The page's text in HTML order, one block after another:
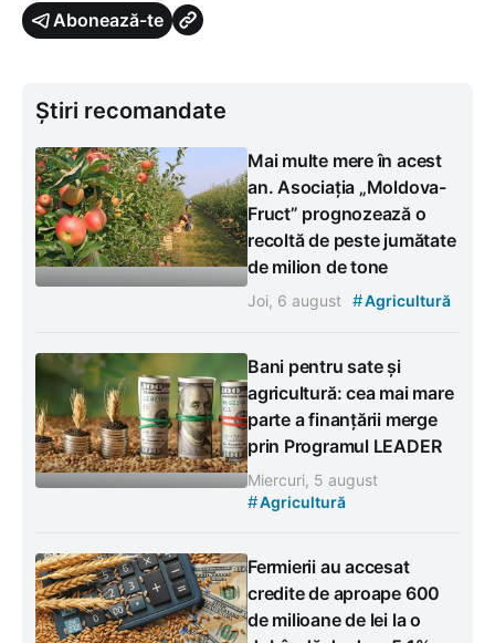
Abonează-te
Știri recomandate
Mai multe mere în acest
an. Asociația „Moldova-
Fruct” prognozează o
recoltă de peste jumătate
de milion de tone
Joi, 6 august #Agricultură
Bani pentru sate și
agricultură: cea mai mare
parte a finanțării merge
prin Programul LEADER
Miercuri, 5 august
#Agricultură
Fermierii au accesat
credite de aproape 600
de milioane de lei la o